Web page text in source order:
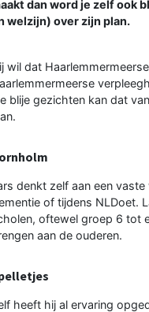
dan word je zelf ook
welzijn) over zijn plan.
wil dat
blije gezichten kan dat
denkt zelf aan een
of tijdens NLDoet.
oftewel groep 6 tot
aan de ouderen.
heeft hij al ervaring